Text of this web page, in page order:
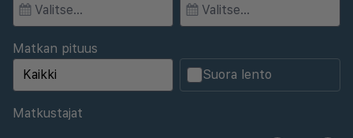
Matkan pituus
Suora lento
Matkustajat